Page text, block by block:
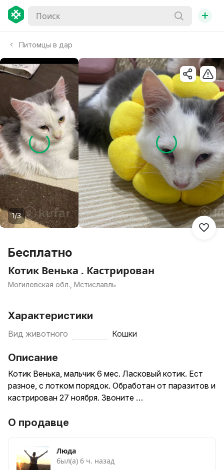
+
Питомцы в дар
1/3
Бесплатно
Котик Венька . Кастрирован
Могилевская обл., Мстиславль
Характеристики
Вид животного Кошки
Описание
Котик Венька, мальчик 6 мес. Ласковый котик. Ест
разное, с лотком порядок. Обработан от паразитов и
кастрирован 27 ноября. Звоните …
О продавце
Люда
был(а) 6 ч. назад